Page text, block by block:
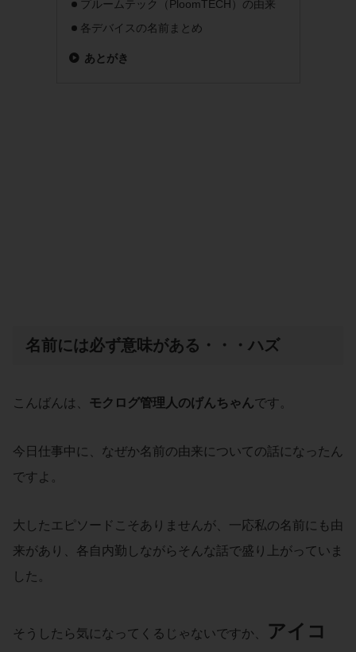
プルームテック（PloomTECH）の由来
各デバイスの名前まとめ
あとがき
名前には必ず意味がある・・・ハズ
こんばんは、 モクログ管理人のげんちゃんです。
今日仕事中に、なぜか名前の由来についての話になったん
ですよ。
大したエピソードこそありませんが、一応私の名前にも由
来があり、各自内勤しながらそんな話で盛り上がっていま
した。
そうしたら気になってくるじゃないですか、
アイコ